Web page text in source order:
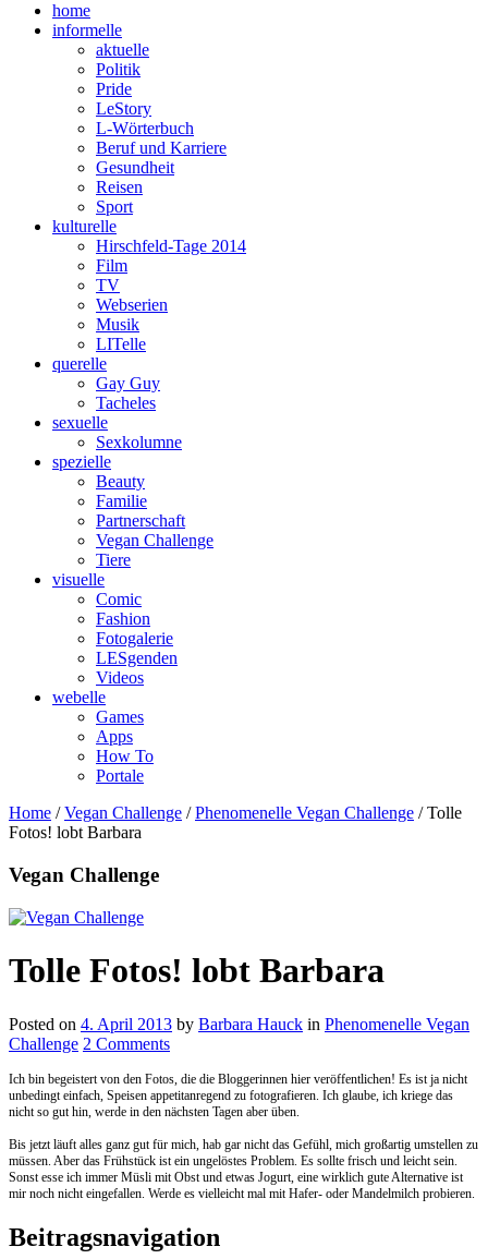
home
informelle
aktuelle
Politik
Pride
LeStory
L-Wörterbuch
Beruf und Karriere
Gesundheit
Reisen
Sport
kulturelle
Hirschfeld-Tage 2014
Film
TV
Webserien
Musik
LITelle
querelle
Gay Guy
Tacheles
sexuelle
Sexkolumne
spezielle
Beauty
Familie
Partnerschaft
Vegan Challenge
Tiere
visuelle
Comic
Fashion
Fotogalerie
LESgenden
Videos
webelle
Games
Apps
How To
Portale
Home /Vegan Challenge /Phenomenelle Vegan Challenge /Tolle
Fotos! lobt Barbara
Vegan Challenge
Tolle Fotos! lobt Barbara
Posted on 4. April 2013 by Barbara Hauck in Phenomenelle Vegan
Challenge 2 Comments
Ich bin begeistert von den Fotos, die die Bloggerinnen hier veröffentlichen! Es ist ja nicht
unbedingt einfach, Speisen appetitanregend zu fotografieren. Ich glaube, ich kriege das
nicht so gut hin, werde in den nächsten Tagen aber üben.
Bis jetzt läuft alles ganz gut für mich, hab gar nicht das Gefühl, mich großartig umstellen zu
müssen. Aber das Frühstück ist ein ungelöstes Problem. Es sollte frisch und leicht sein.
Sonst esse ich immer Müsli mit Obst und etwas Jogurt, eine wirklich gute Alternative ist
mir noch nicht eingefallen. Werde es vielleicht mal mit Hafer- oder Mandelmilch probieren.
Beitragsnavigation